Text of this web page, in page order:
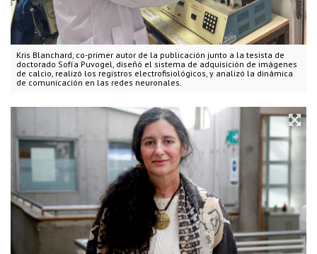
Kris Blanchard, co-primer autor de la publicación junto a la tesista de
doctorado Sofía Puvogel, diseñó el sistema de adquisición de imágenes
de calcio, realizó los registros electrofisiológicos, y analizó la dinámica
de comunicación en las redes neuronales.